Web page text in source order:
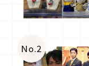
No.2